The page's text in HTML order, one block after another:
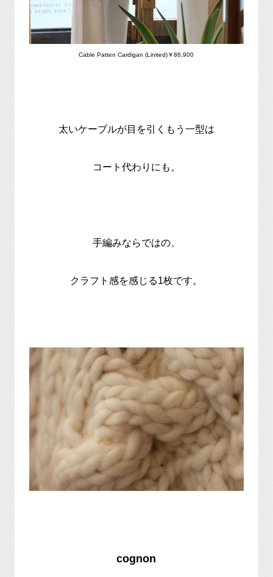
Cable Patten Cardigan (Linited)￥86,900
太いケーブルが目を引くもう一型は
コート代わりにも。
手編みならではの、
クラフト感を感じる1枚です。
cognon